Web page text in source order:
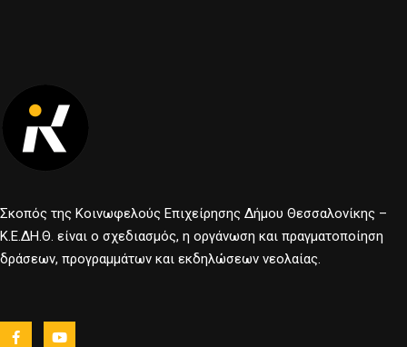
Σκοπός της Κοινωφελούς Επιχείρησης Δήμου Θεσσαλονίκης –
Κ.Ε.ΔΗ.Θ. είναι ο σχεδιασμός, η οργάνωση και πραγματοποίηση
δράσεων, προγραμμάτων και εκδηλώσεων νεολαίας.